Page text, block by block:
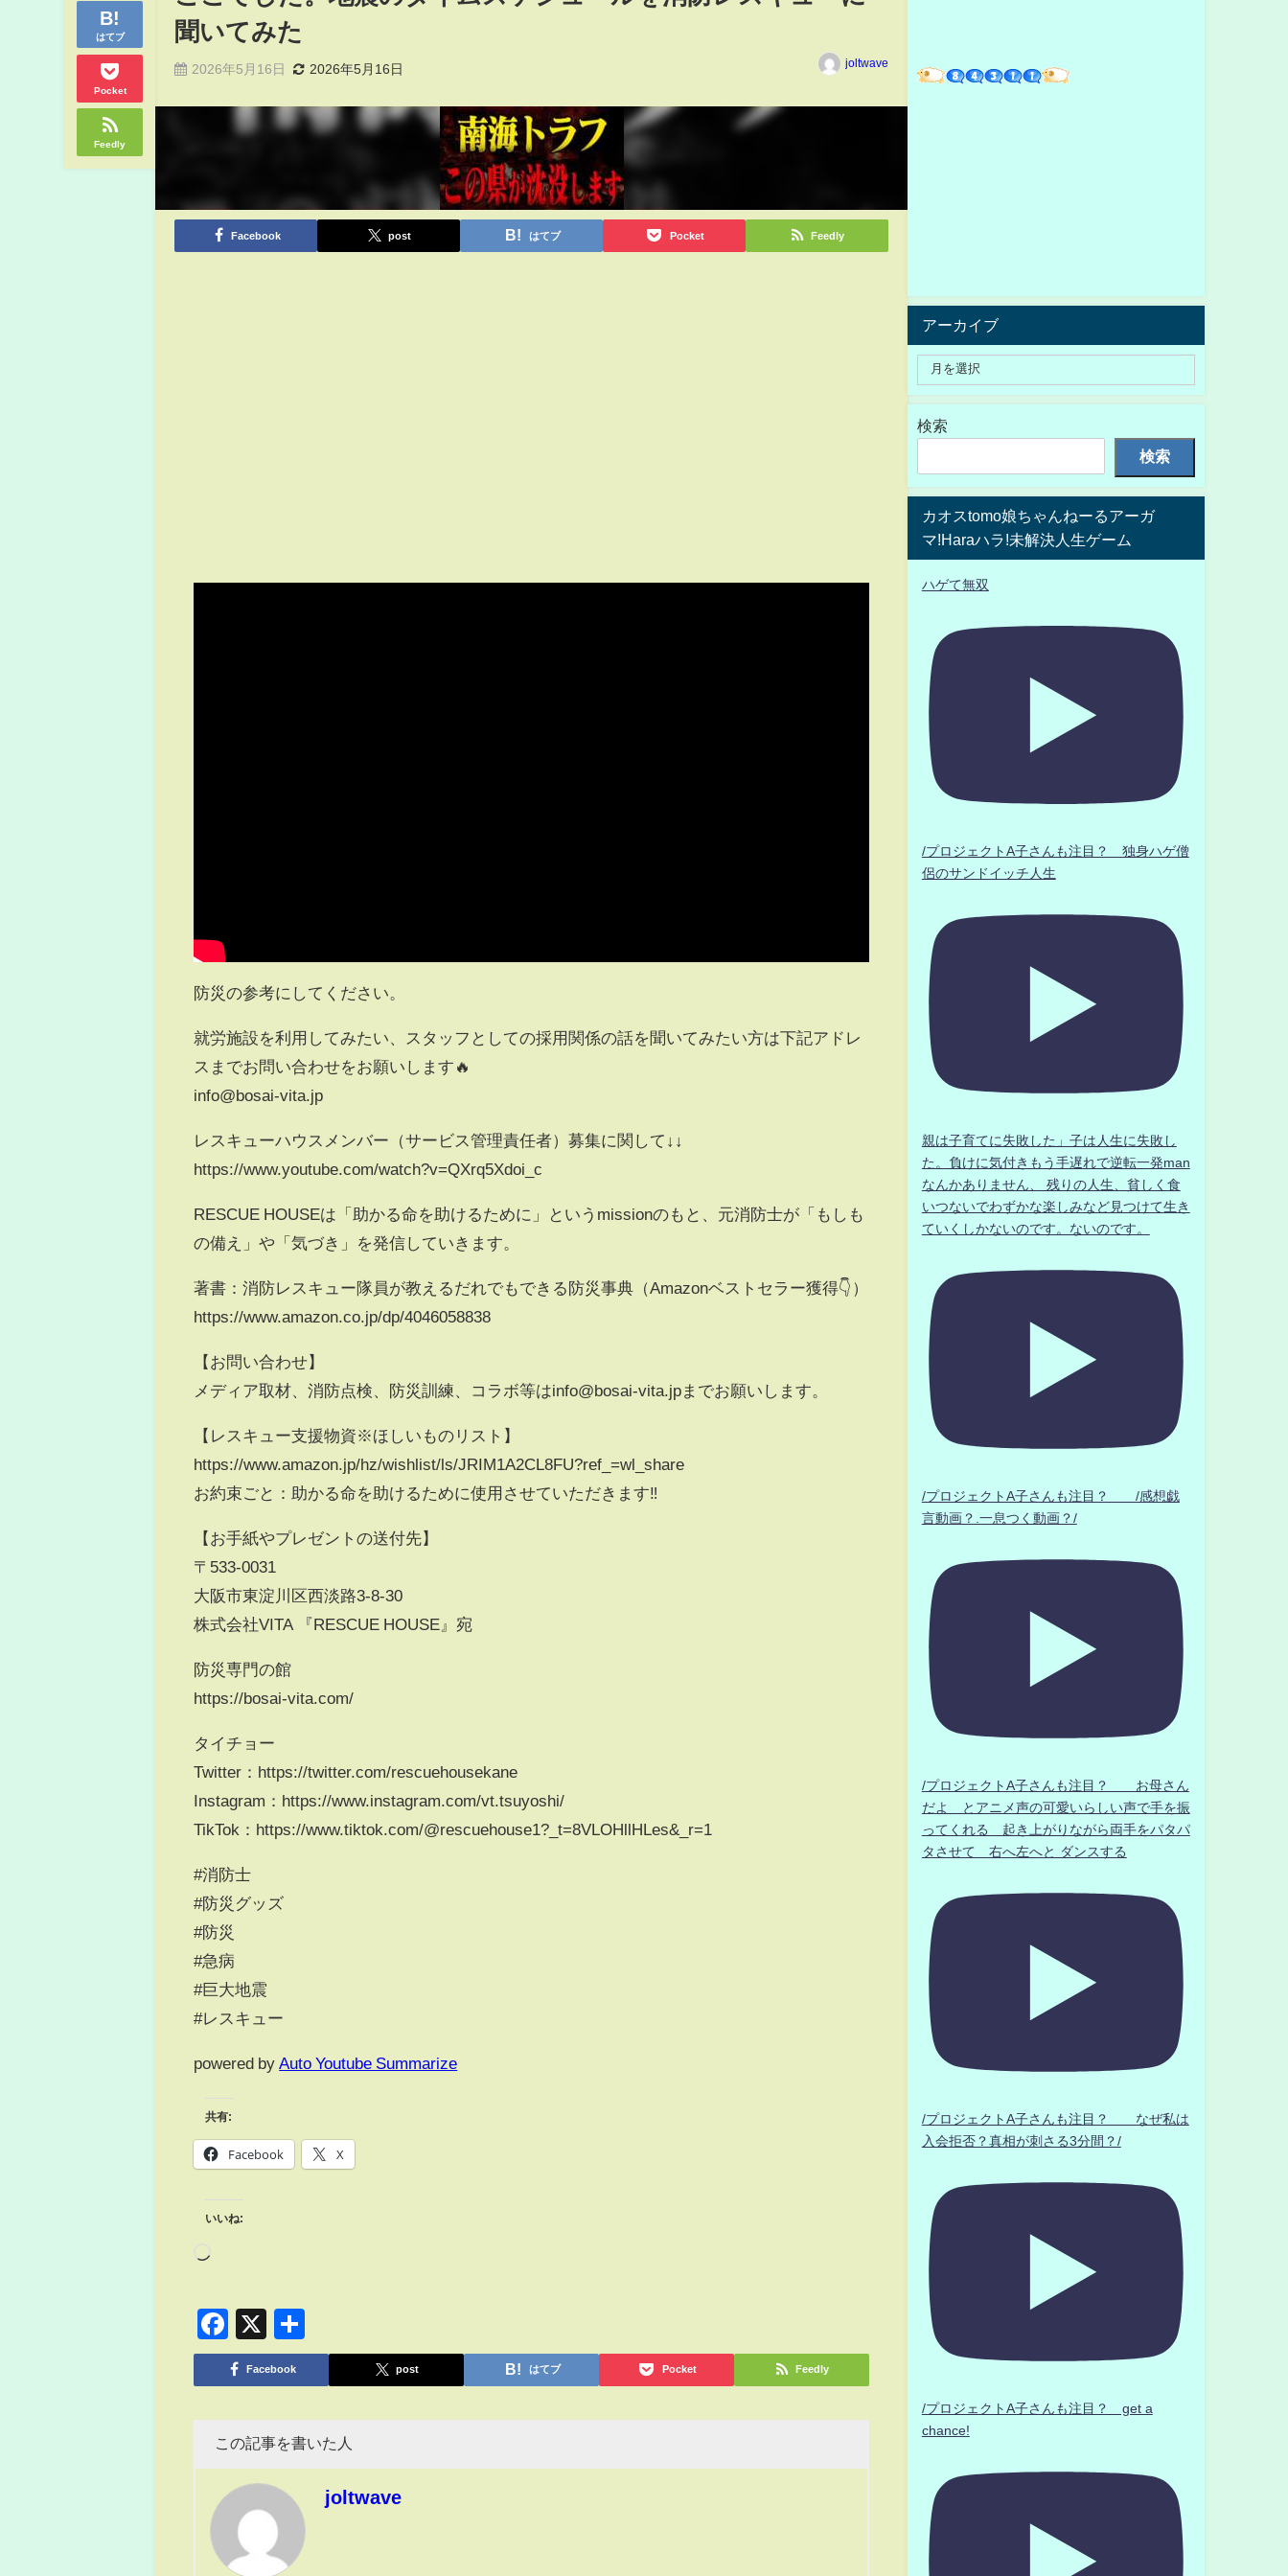
はてブ
Pocket
Feedly
聞いてみた
2026年5月16日 2026年5月16日 joltwave
Facebook post はてブ Pocket Feedly
防災の参考にしてください。
就労施設を利用してみたい、スタッフとしての採用関係の話を聞いてみたい方は下記アドレ
スまでお問い合わせをお願いします🔥
info@bosai-vita.jp
レスキューハウスメンバー（サービス管理責任者）募集に関して↓↓
https://www.youtube.com/watch?v=QXrq5Xdoi_c
RESCUE HOUSEは「助かる命を助けるために」というmissionのもと、元消防士が「もしも
の備え」や「気づき」を発信していきます。
著書：消防レスキュー隊員が教えるだれでもできる防災事典（Amazonベストセラー獲得👇）
https://www.amazon.co.jp/dp/4046058838
【お問い合わせ】
メディア取材、消防点検、防災訓練、コラボ等はinfo@bosai-vita.jpまでお願いします。
【レスキュー支援物資※ほしいものリスト】
https://www.amazon.jp/hz/wishlist/ls/JRIM1A2CL8FU?ref_=wl_share
お約束ごと：助かる命を助けるために使用させていただきます‼︎
【お手紙やプレゼントの送付先】
〒533-0031
大阪市東淀川区西淡路3-8-30
株式会社VITA 『RESCUE HOUSE』宛
防災専門の館
https://bosai-vita.com/
タイチョー
Twitter：https://twitter.com/rescuehousekane
Instagram：https://www.instagram.com/vt.tsuyoshi/
TikTok：https://www.tiktok.com/@rescuehouse1?_t=8VLOHllHLes&_r=1
#消防士
#防災グッズ
#防災
#急病
#巨大地震
#レスキュー
powered by Auto Youtube Summarize
共有:
Facebook X
いいね:
Facebook
X
有
Facebook post はてブ Pocket Feedly
この記事を書いた人
joltwave
アーカイブ
検索
検索
カオスtomo娘ちゃんねーるアーガ
マ!Haraハラ!未解決人生ゲーム
ハゲて無双
/プロジェクトA子さんも注目？ 独身ハゲ僧
侶のサンドイッチ人生
親は子育てに失敗した」子は人生に失敗し
た。負けに気付きもう手遅れで逆転一発man
なんかありません、 残りの人生、貧しく食
いつないでわずかな楽しみなど見つけて生き
ていくしかないのです。ないのです。
/プロジェクトA子さんも注目？ /感想戯
言動画？.一息つく動画？/
/プロジェクトA子さんも注目？ お母さん
だよ とアニメ声の可愛いらしい声で手を振
ってくれる 起き上がりながら両手をパタパ
タさせて 右へ左へと ダンスする
/プロジェクトA子さんも注目？ なぜ私は
入会拒否？真相が刺さる3分間？/
/プロジェクトA子さんも注目？ get a
chance!